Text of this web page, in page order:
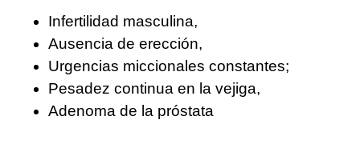
Infertilidad masculina,
Ausencia de erección,
Urgencias miccionales constantes;
Pesadez continua en la vejiga,
Adenoma de la próstata